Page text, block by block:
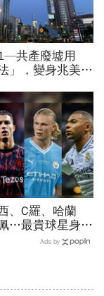
共產廢墟用
」，變身兆美元
養活餵壯
、C羅、哈蘭
…最貴球星身價
手排行出爐，法
Ads by